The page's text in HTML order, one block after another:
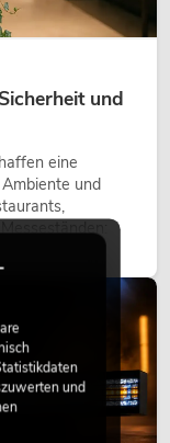
und
eine
und
zum
und